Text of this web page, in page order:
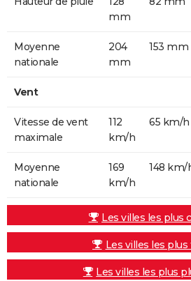
mm
Moyenne
nationale
204
mm
153 mm
Vent
Vitesse de vent
maximale
112
km/h
65 km/h
Moyenne
nationale
169
km/h
148 km/
Les villes les plus
Les villes les plus
Les villes les plus